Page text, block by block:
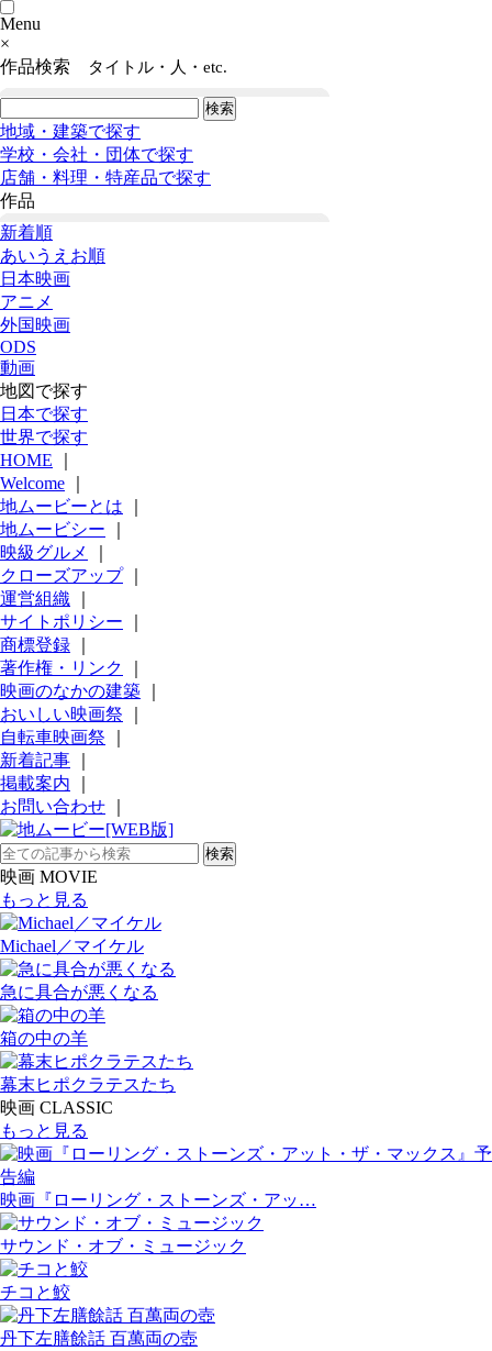
Menu
×
作品検索
タイトル・人・etc.
地域・建築で探す
学校・会社・団体で探す
店舗・料理・特産品で探す
作品
新着順
あいうえお順
日本映画
アニメ
外国映画
ODS
動画
地図で探す
日本で探す
世界で探す
HOME
Welcome
地ムービーとは
地ムービシー
映級グルメ
クローズアップ｜
運営組織
サイトポリシー
商標登録
著作権・リンク
映画のなかの建築
おいしい映画祭
自転車映画祭
新着記事
掲載案内
お問い合わせ
映画 MOVIE
もっと見る
Michael／マイケル
急に具合が悪くなる
箱の中の羊
幕末ヒポクラテスたち
映画 CLASSIC
もっと見る
映画『ローリング・ストーンズ・アッ…
サウンド・オブ・ミュージック
チコと鮫
丹下左膳餘話 百萬両の壺